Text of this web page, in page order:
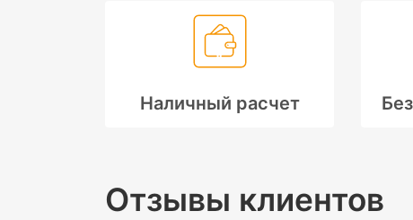
Наличный расчет
Отзывы клиентов